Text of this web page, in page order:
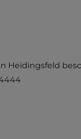
Heidingsfeld